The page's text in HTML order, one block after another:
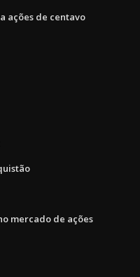
ações de centavo
mercado de ações